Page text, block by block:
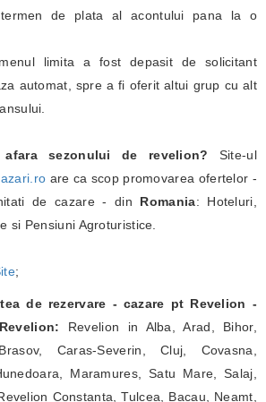
de plata al acontului pana la o
limita a fost depasit de solicitant
automat, spre a fi oferit altui grup cu alt
sezonului de revelion? Site-ul
are ca scop promovarea ofertelor -
de cazare - din Romania: Hoteluri,
si Pensiuni Agroturistice.
;
de rezervare - cazare pt Revelion -
Revelion in Alba, Arad, Bihor,
Caras-Severin, Cluj, Covasna,
Maramures, Satu Mare, Salaj,
Constanta, Tulcea, Bacau, Neamt,